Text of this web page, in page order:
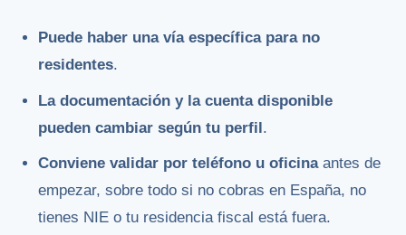
Puede haber una vía específica para no
residentes.
La documentación y la cuenta disponible
pueden cambiar según tu perfil.
Conviene validar por teléfono u oficinaantes de
empezar, sobre todo si no cobras en España, no
tienes NIE o tu residencia fiscal está fuera.